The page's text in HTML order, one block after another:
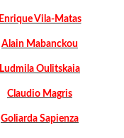
Enrique Vila-Matas
Alain Mabanckou
Ludmila Oulitskaia
Claudio Magris
Goliarda Sapienza